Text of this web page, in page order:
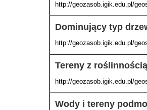
http://geozasob.igik.edu.pl/
Dominujący typ
http://geozasob.igik.edu.pl/
Tereny z
http://geozasob.igik.edu.pl/
Wody i tereny